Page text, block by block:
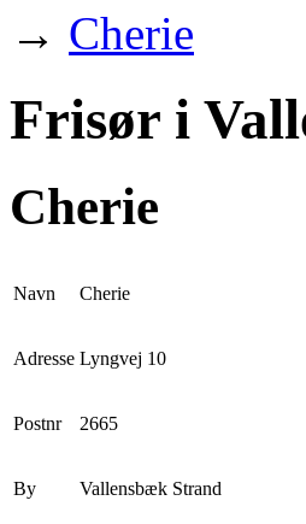
→ Cherie
Frisør i
Cherie
Navn Cherie
Adresse Lyngvej 10
Postnr 2665
By Vallensbæk Strand